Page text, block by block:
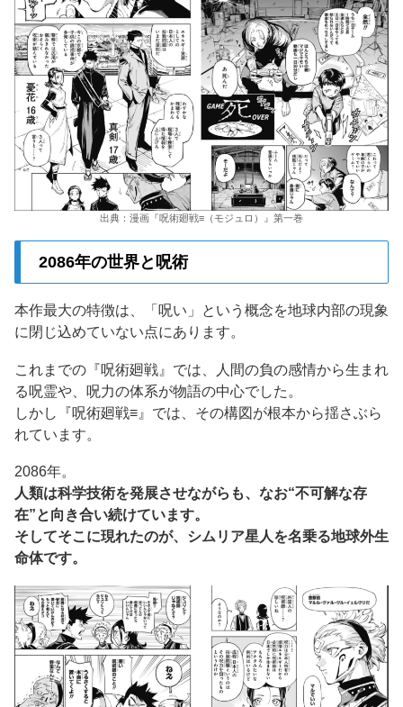
出典：漫画『呪術廻戦≡（モジュロ）』第一巻
2086年の世界と呪術
本作最大の特徴は、「呪い」という概念を地球内部の現象
に閉じ込めていない点にあります。
これまでの『呪術廻戦』では、人間の負の感情から生まれ
る呪霊や、呪力の体系が物語の中心でした。
しかし『呪術廻戦≡』では、その構図が根本から揺さぶら
れています。
2086年。
人類は科学技術を発展させながらも、なお“不可解な存
在”と向き合い続けています。
そしてそこに現れたのが、シムリア星人を名乗る地球外生
命体です。